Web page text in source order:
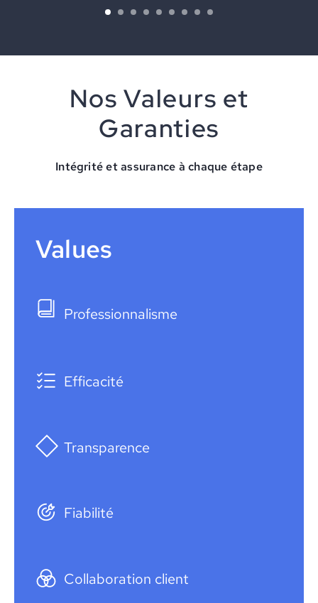
Nos Valeurs et
Garanties
Intégrité et assurance à chaque étape
Values
Professionnalisme
Efficacité
Transparence
Fiabilité
Collaboration client